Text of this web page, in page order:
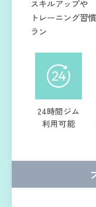
スキルアップや
トレーニング習
ラン
24時間ジム
利用可能